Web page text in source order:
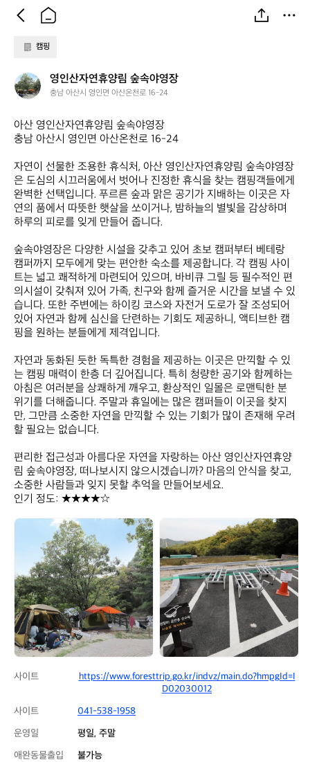
캠핑
영
인
자
연
휴
양
림
숲
속
야
영
영인산자연휴양림 숲속야영장
충남 아산시 영인면 아산온천로 16-24
아산 영인산자연휴양림 숲속야영장
충남 아산시 영인면 아산온천로 16-24
자연이 선물한 조용한 휴식처, 아산 영인산자연휴양림 숲속야영장
은 도심의 시끄러움에서 벗어나 진정한 휴식을 찾는 캠핑객들에게
완벽한 선택입니다. 푸르른 숲과 맑은 공기가 지배하는 이곳은 자
연의 품에서 따뜻한 햇살을 쏘이거나, 밤하늘의 별빛을 감상하며
하루의 피로를 잊게 만들어 줍니다.
숲속야영장은 다양한 시설을 갖추고 있어 초보 캠퍼부터 베테랑
캠퍼까지 모두에게 맞는 편안한 숙소를 제공합니다. 각 캠핑 사이
트는 넓고 쾌적하게 마련되어 있으며, 바비큐 그릴 등 필수적인 편
의시설이 갖춰져 있어 가족, 친구와 함께 즐거운 시간을 보낼 수 있
습니다. 또한 주변에는 하이킹 코스와 자전거 도로가 잘 조성되어
있어 자연과 함께 심신을 단련하는 기회도 제공하니, 액티브한 캠
핑을 원하는 분들에게 제격입니다.
자연과 동화된 듯한 독특한 경험을 제공하는 이곳은 만끽할 수 있
는 캠핑 매력이 한층 더 깊어집니다. 특히 청량한 공기와 함께하는
아침은 여러분을 상쾌하게 깨우고, 환상적인 일몰은 로맨틱한 분
위기를 더해줍니다. 주말과 휴일에는 많은 캠퍼들이 이곳을 찾지
만, 그만큼 소중한 자연을 만끽할 수 있는 기회가 많이 존재해 우려
할 필요는 없습니다.
편리한 접근성과 아름다운 자연을 자랑하는 아산 영인산자연휴양
림 숲속야영장, 떠나보시지 않으시겠습니까? 마음의 안식을 찾고,
소중한 사람들과 잊지 못할 추억을 만들어보세요.
인기 정도: ★★★★☆
영
연
휴
양
림
숲
속
야
영
장
영
인
산
자
연
휴
양
림
숲
속
야
영
장
사이트
https://www.foresttrip.go.kr/indvz/main.do?hmpgId=I
D02030012
사이트
041-538-1958
운영일
평일, 주말
애완동물출입
불가능